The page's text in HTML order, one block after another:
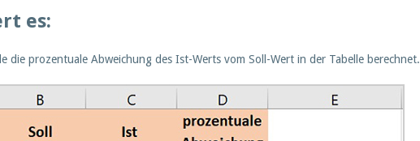
es:
die prozentuale Abweichung des Ist-Werts vom Soll-Wert in der Tabelle berechnet.